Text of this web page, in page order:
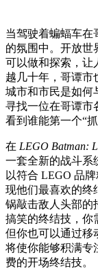
当驾驶着蝙蝠车在
的氛围中。开放世
可以做和探索，让
越几十年，哥谭市
城市和市民是如何
寻找一位在哥谭市
看到谁能第一个“抓
在 LEGO Batman:
一套全新的战斗系
以符合 LEGO 品
现他们最喜欢的终
锅敲击敌人头部的
搞笑的终结技，你
但你也可以通过移
将使你能够积满专
费的开场终结技。